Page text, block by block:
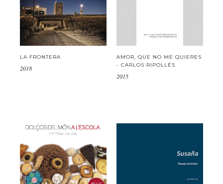
LA FRONTERA
2018
AMOR, QUE NO ME QUIERES
- CARLOS RIPOLLÉS
2015